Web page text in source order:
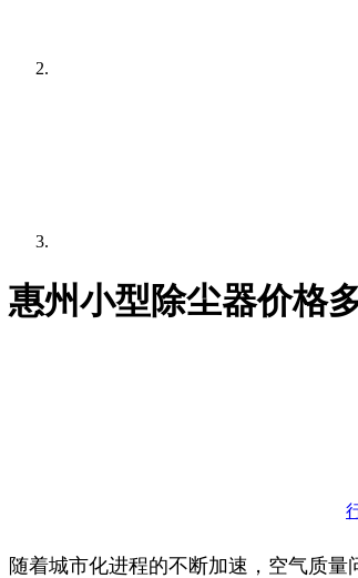
惠州小型除尘器价格
随着城市化进程的不断加速，空气质